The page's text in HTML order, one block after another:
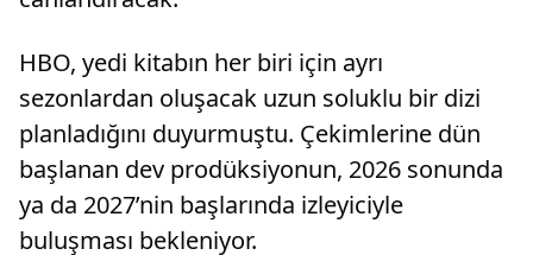
HBO, yedi kitabın her biri için ayrı
sezonlardan oluşacak uzun soluklu bir dizi
planladığını duyurmuştu. Çekimlerine dün
başlanan dev prodüksiyonun, 2026 sonunda
ya da 2027’nin başlarında izleyiciyle
buluşması bekleniyor.